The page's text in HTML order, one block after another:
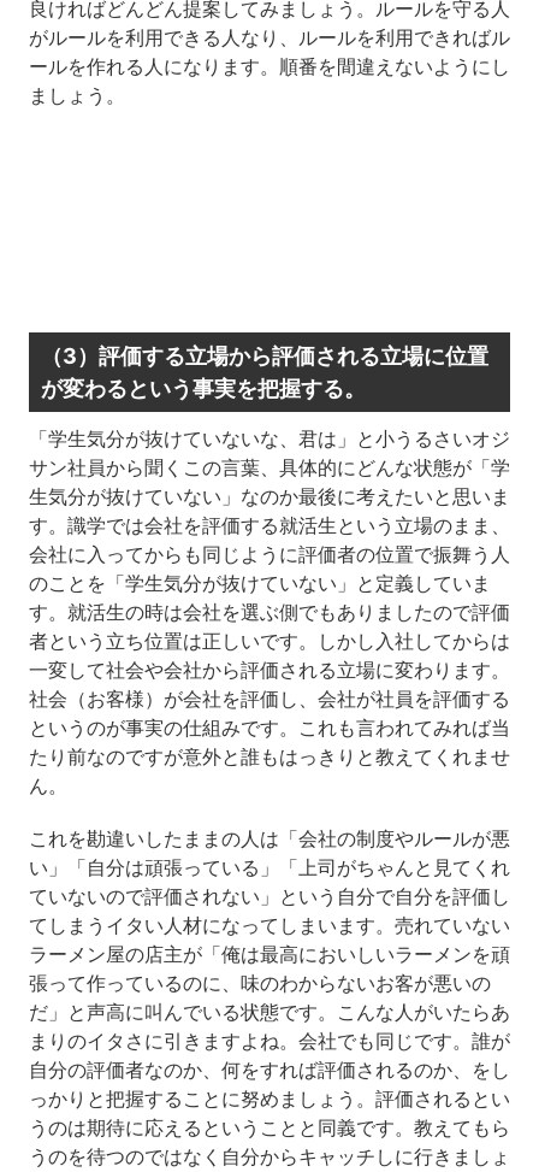
良ければどんどん提案してみましょう。ルールを守る人
がルールを利用できる人なり、ルールを利用できればル
ールを作れる人になります。順番を間違えないようにし
ましょう。
（3）評価する立場から評価される立場に位置
が変わるという事実を把握する。
「学生気分が抜けていないな、君は」と小うるさいオジ
サン社員から聞くこの言葉、具体的にどんな状態が「学
生気分が抜けていない」なのか最後に考えたいと思いま
す。識学では会社を評価する就活生という立場のまま、
会社に入ってからも同じように評価者の位置で振舞う人
のことを「学生気分が抜けていない」と定義していま
す。就活生の時は会社を選ぶ側でもありましたので評価
者という立ち位置は正しいです。しかし入社してからは
一変して社会や会社から評価される立場に変わります。
社会（お客様）が会社を評価し、会社が社員を評価する
というのが事実の仕組みです。これも言われてみれば当
たり前なのですが意外と誰もはっきりと教えてくれませ
ん。
これを勘違いしたままの人は「会社の制度やルールが悪
い」「自分は頑張っている」「上司がちゃんと見てくれ
ていないので評価されない」という自分で自分を評価し
てしまうイタい人材になってしまいます。売れていない
ラーメン屋の店主が「俺は最高においしいラーメンを頑
張って作っているのに、味のわからないお客が悪いの
だ」と声高に叫んでいる状態です。こんな人がいたらあ
まりのイタさに引きますよね。会社でも同じです。誰が
自分の評価者なのか、何をすれば評価されるのか、をし
っかりと把握することに努めましょう。評価されるとい
うのは期待に応えるということと同義です。教えてもら
うのを待つのではなく自分からキャッチしに行きましょ